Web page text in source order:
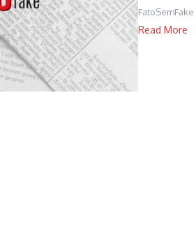
FatoSemFake
Read More